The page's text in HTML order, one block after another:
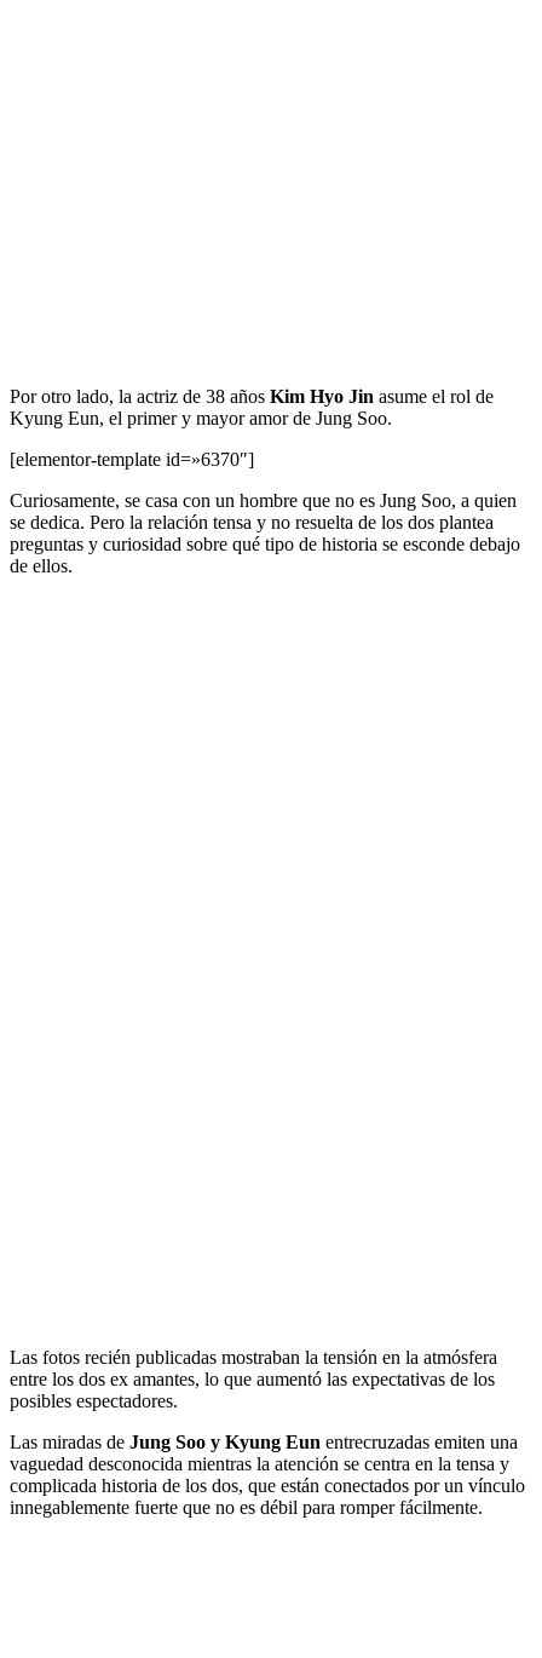
Por otro lado, la actriz de 38 años Kim Hyo Jin asume el rol de
Kyung Eun, el primer y mayor amor de Jung Soo.
[elementor-template id=»6370″]
Curiosamente, se casa con un hombre que no es Jung Soo, a quien
se dedica. Pero la relación tensa y no resuelta de los dos plantea
preguntas y curiosidad sobre qué tipo de historia se esconde debajo
de ellos.
Las fotos recién publicadas mostraban la tensión en la atmósfera
entre los dos ex amantes, lo que aumentó las expectativas de los
posibles espectadores.
Las miradas de Jung Soo y Kyung Eun entrecruzadas emiten una
vaguedad desconocida mientras la atención se centra en la tensa y
complicada historia de los dos, que están conectados por un vínculo
innegablemente fuerte que no es débil para romper fácilmente.